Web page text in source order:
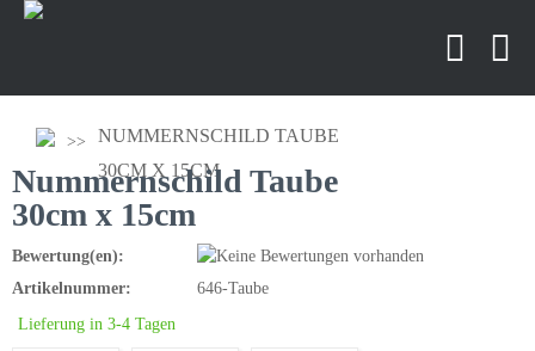
NUMMERNSCHILD TAUBE
30CM X 15CM
Nummernschild Taube
30cm x 15cm
Bewertung(en):
Artikelnummer:
646-Taube
Lieferung in 3-4 Tagen